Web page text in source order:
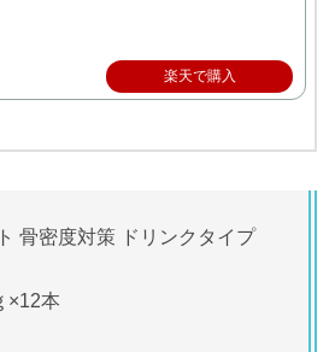
楽天で購入
骨密度対策 ドリンクタイプ
×12本